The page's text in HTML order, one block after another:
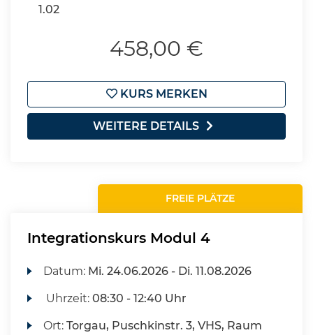
1.02
458,00 €
KURS MERKEN
WEITERE DETAILS
FREIE PLÄTZE
Integrationskurs Modul 4
Datum: Mi. 24.06.2026 - Di. 11.08.2026
Uhrzeit:08:30 - 12:40 Uhr
Ort:Torgau, Puschkinstr. 3, VHS, Raum